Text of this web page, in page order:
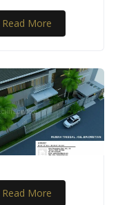
Read More
Read More